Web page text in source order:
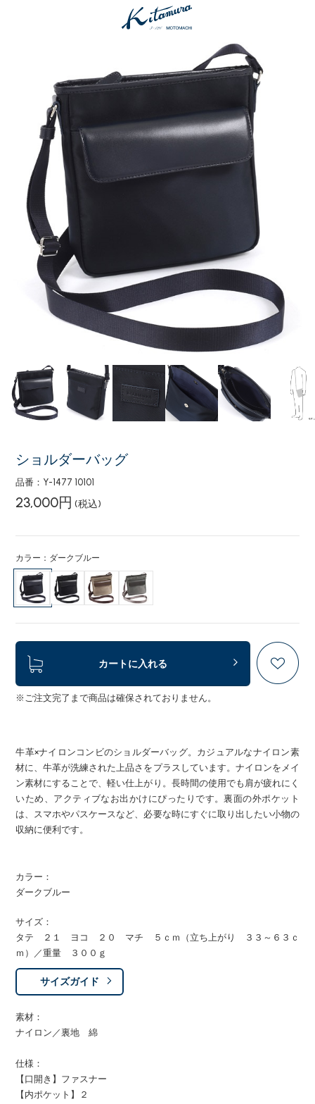
ショルダーバッグ
品番：Y-1477 10101
23,000円 (税込)
カラー：ダークブルー
カートに入れる
※ご注文完了まで商品は確保されておりません。
牛革×ナイロンコンビのショルダーバッグ。カジュアルなナイロン素
材に、牛革が洗練された上品さをプラスしています。ナイロンをメイ
ン素材にすることで、軽い仕上がり。長時間の使用でも肩が疲れにく
いため、アクティブなお出かけにぴったりです。裏面の外ポケット
は、スマホやパスケースなど、必要な時にすぐに取り出したい小物の
収納に便利です。
カラー：
ダークブルー
サイズ：
タテ ２１ ヨコ ２０ マチ ５ｃｍ（立ち上がり ３３～６３ｃ
ｍ）／重量 ３００ｇ
サイズガイド
素材：
ナイロン／裏地 綿
仕様：
【口開き】ファスナー
【内ポケット】２